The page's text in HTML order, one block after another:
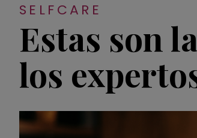
SELFCARE
Estas son
los